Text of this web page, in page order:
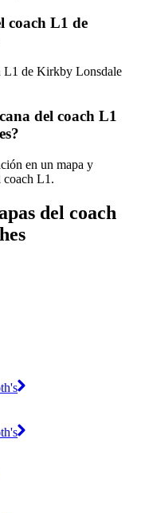
coach L1 de
L1 de Kirkby Lonsdale
del coach L1
en un mapa y
coach L1.
del coach